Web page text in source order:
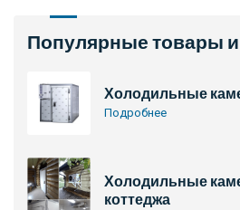
Популярные товары и
Холодильные
Подробнее
Холодильные
коттеджа